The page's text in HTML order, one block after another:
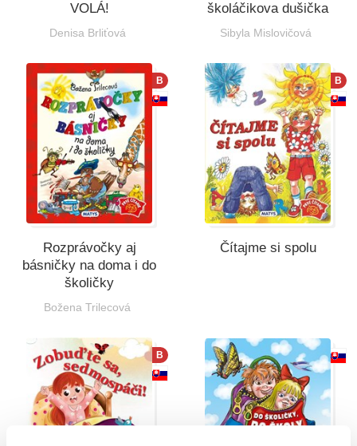
VOLÁ!
Denisa Brliťová
školáčikova dušička
Sibyla Mislovičová
B
Rozprávočky aj
básničky na doma i do
školičky
Božena Trilecová
B
Čítajme si spolu
B